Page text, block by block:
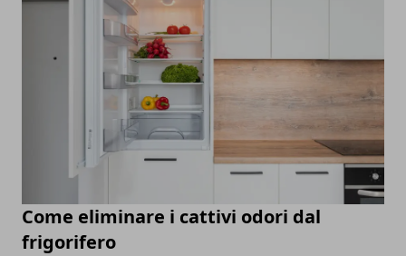
Come eliminare i cattivi odori dal
frigorifero